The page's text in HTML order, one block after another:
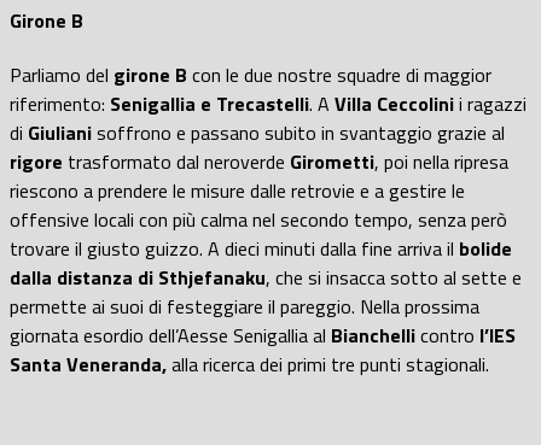
Girone B
Parliamo del girone B con le due nostre squadre di maggior
riferimento: Senigallia e Trecastelli. A Villa Ceccolinii ragazzi
di Giulianisoffrono e passano subito in svantaggio grazie al
rigore trasformato dal neroverde Girometti, poi nella ripresa
riescono a prendere le misure dalle retrovie e a gestire le
offensive locali con più calma nel secondo tempo, senza però
trovare il giusto guizzo. A dieci minuti dalla fine arriva il bolide
dalla distanza di Sthjefanaku, che si insacca sotto al sette e
permette ai suoi di festeggiare il pareggio. Nella prossima
giornata esordio dell’Aesse Senigallia al Bianchellicontro l’IES
Santa Veneranda,alla ricerca dei primi tre punti stagionali.